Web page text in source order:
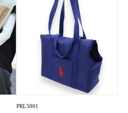
PRL5001